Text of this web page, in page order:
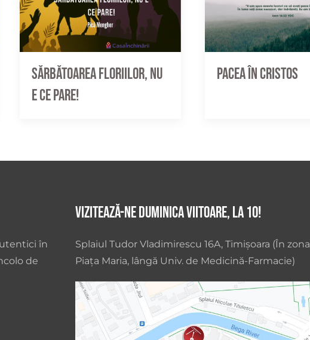
Sărbătoarea Floriilor, nu
e ce pare!
Pacea în Cristos
în
de
Vizitează-ne duminica viitoare, la 10!
Splaiul Tudor Vladimirescu 16A, Timișoara (În zona
Piața Maria, lângă Univ. de Medicină-Farmacie)